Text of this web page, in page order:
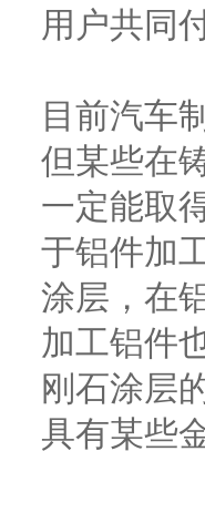
用户共同
目前汽车
但某些在
一定能取
于铝件加
涂层，在
加工铝件
刚石涂层
具有某些